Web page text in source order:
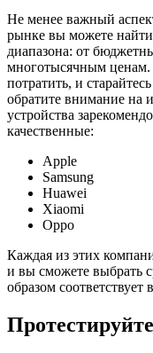
Не менее важный
рынке вы можете
диапазона: от
многотысячным ценам.
потратить, и
обратите внимание на
устройства
качественные:
Apple
Samsung
Huawei
Xiaomi
Oppo
Каждая из этих
и вы сможете выбрать
образом